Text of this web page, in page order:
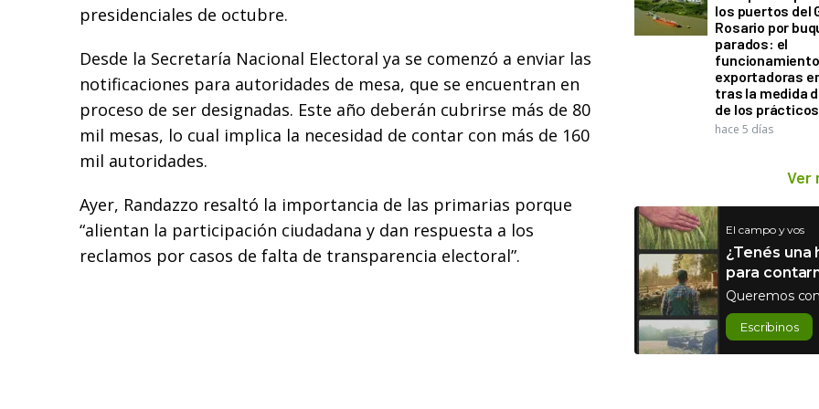
presidenciales de octubre.
Desde la Secretaría Nacional Electoral ya se comenzó a enviar las
notificaciones para autoridades de mesa, que se encuentran en
proceso de ser designadas. Este año deberán cubrirse más de 80
mil mesas, lo cual implica la necesidad de contar con más de 160
mil autoridades.
Ayer, Randazzo resaltó la importancia de las primarias porque
“alientan la participación ciudadana y dan respuesta a los
reclamos por casos de falta de transparencia electoral”.
los puertos del
Rosario por
parados: el
exportadoras
tras la medida
de los prácticos
hace 5 días
Ver
El campo y vos
¿Tenés una
para
Queremos
Escribinos